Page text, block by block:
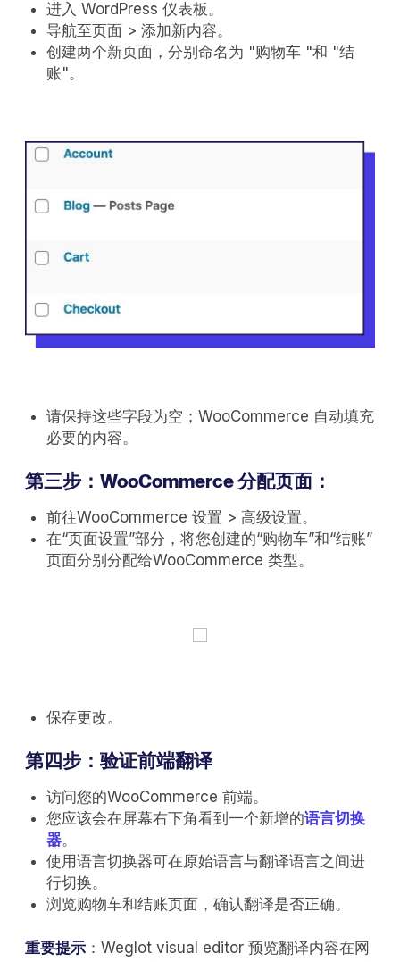
进入 WordPress 仪表板。
导航至页面 > 添加新内容。
创建两个新页面，分别命名为 "购物车 "和 "结
账"。
请保持这些字段为空；WooCommerce 自动填充
必要的内容。
第三步：WooCommerce 分配页面：
前往WooCommerce 设置 > 高级设置。
在“页面设置”部分，将您创建的“购物车”和“结账”
页面分别分配给WooCommerce 类型。
保存更改。
第四步：验证前端翻译
访问您的WooCommerce 前端。
您应该会在屏幕右下角看到一个新增的语言切换
器。
使用语言切换器可在原始语言与翻译语言之间进
行切换。
浏览购物车和结账页面，确认翻译是否正确。
重要提示 ：Weglot visual editor 预览翻译内容在网